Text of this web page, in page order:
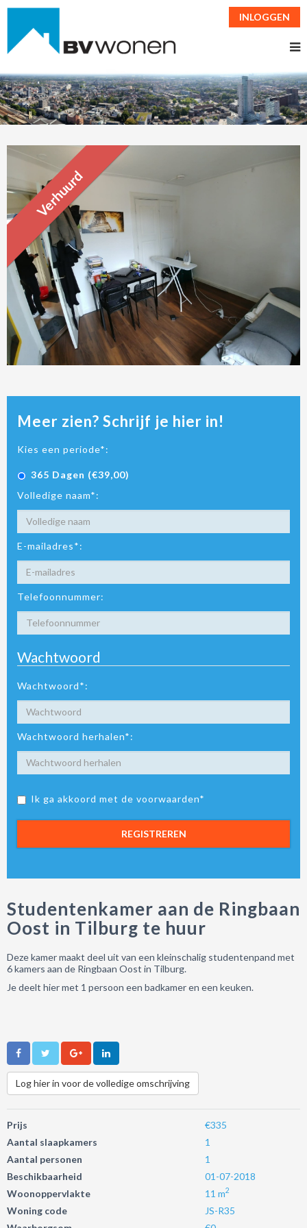
INLOGGEN
Verhuurd
Meer zien? Schrijf je hier in!
Kies een periode*:
365 Dagen (€39,00)
Volledige naam*:
E-mailadres*:
Telefoonnummer:
Wachtwoord
Wachtwoord*:
Wachtwoord herhalen*:
Ik ga akkoord met de voorwaarden*
REGISTREREN
Studentenkamer aan de Ringbaan
Oost in Tilburg te huur
Deze kamer maakt deel uit van een kleinschalig studentenpand met
6 kamers aan de Ringbaan Oost in Tilburg.
Je deelt hier met 1 persoon een badkamer en een keuken.
Log hier in voor de volledige omschrijving
Prijs
€335
Aantal slaapkamers
1
Aantal personen
1
Beschikbaarheid
01-07-2018
Woonoppervlakte
11 m2
Woning code
JS-R35